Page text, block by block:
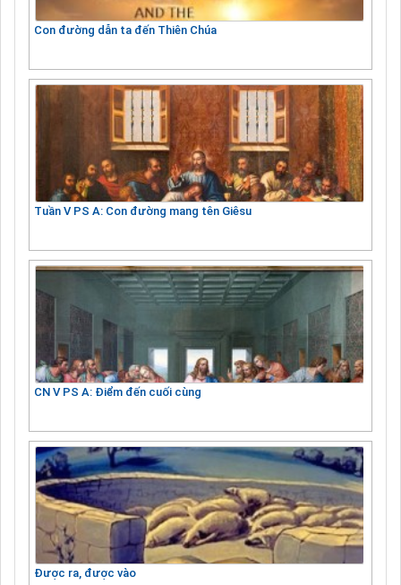
Con đường dẫn ta đến Thiên Chúa
Tuần V PS A: Con đường mang tên Giêsu
CN V PS A: Điểm đến cuối cùng
Được ra, được vào